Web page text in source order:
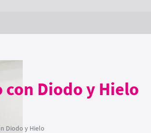
Diodo y Hielo
Diodo y Hielo